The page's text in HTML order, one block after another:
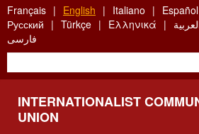
Skip
to
main
content
Français English Italiano Español
Русский
Türkçe Ελληνικά
فارسی
INTERNATIONALIST
UNION